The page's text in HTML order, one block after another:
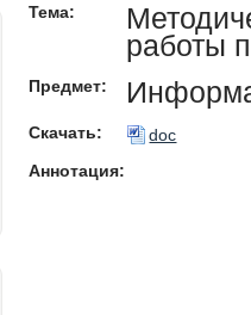
Тема:
работы
Предмет:
Скачать:
doc
Аннотация: